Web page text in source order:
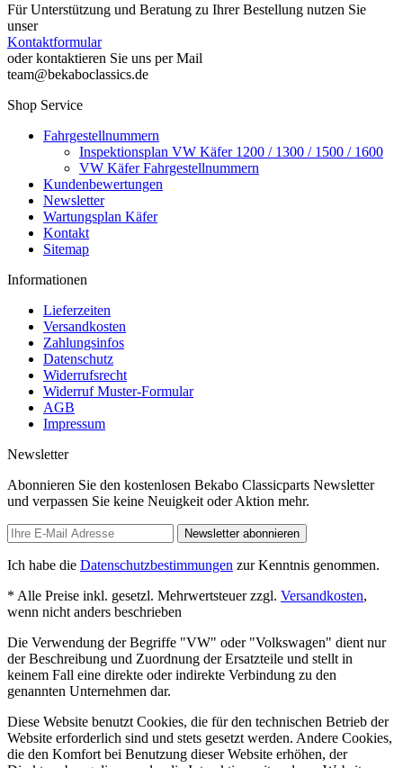
Für Unterstützung und Beratung zu Ihrer Bestellung nutzen Sie
unser
Kontaktformular
oder kontaktieren Sie uns per Mail
team@bekaboclassics.de
Shop Service
Fahrgestellnummern
Inspektionsplan VW Käfer 1200 / 1300 / 1500 / 1600
VW Käfer Fahrgestellnummern
Kundenbewertungen
Newsletter
Wartungsplan Käfer
Kontakt
Sitemap
Informationen
Lieferzeiten
Versandkosten
Zahlungsinfos
Datenschutz
Widerrufsrecht
Widerruf Muster-Formular
AGB
Impressum
Newsletter
Abonnieren Sie den kostenlosen Bekabo Classicparts Newsletter
und verpassen Sie keine Neuigkeit oder Aktion mehr.
Newsletter abonnieren
Ich habe die Datenschutzbestimmungen zur Kenntnis genommen.
* Alle Preise inkl. gesetzl. Mehrwertsteuer zzgl. Versandkosten,
wenn nicht anders beschrieben
Die Verwendung der Begriffe "VW" oder "Volkswagen" dient nur
der Beschreibung und Zuordnung der Ersatzteile und stellt in
keinem Fall eine direkte oder indirekte Verbindung zu den
genannten Unternehmen dar.
Diese Website benutzt Cookies, die für den technischen Betrieb der
Website erforderlich sind und stets gesetzt werden. Andere Cookies,
die den Komfort bei Benutzung dieser Website erhöhen, der